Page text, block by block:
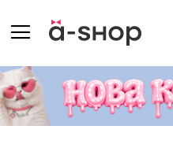
TO
CONTENT